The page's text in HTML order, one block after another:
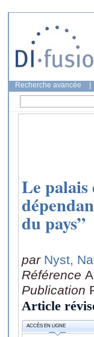
Recherche avancée
Le palais
du pays”
par Nyst,
Référence
Publication
Article
ACCÈS EN LIGNE